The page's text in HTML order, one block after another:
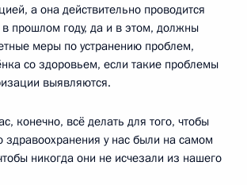
а она действительно проводится
прошлом году, да и в этом, должны
меры по устранению проблем,
со здоровьем, если такие проблемы
выявляются.
конечно, всё делать для того, чтобы
здравоохранения у нас были на самом
никогда они не исчезали из нашего